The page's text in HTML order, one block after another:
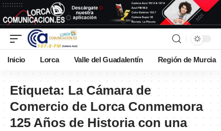
Inicio Lorca Valle del Guadalentín Región de Murcia
Etiqueta: La Cámara de
Comercio de Lorca Conmemora
125 Años de Historia con una